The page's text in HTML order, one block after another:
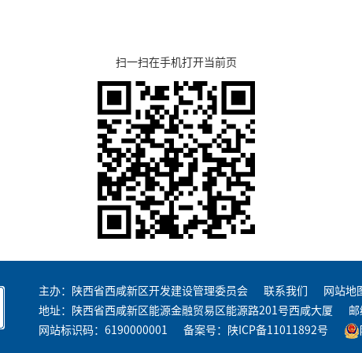
扫一扫在手机打开当前页
主办：陕西省西咸新区开发建设管理委员会 联系我们
网站地
地址：陕西省西咸新区能源金融贸易区能源路201号西咸大厦
网站标识码：6190000001
备案号： 陕ICP备11011892号